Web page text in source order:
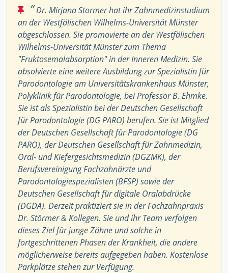
“Dr. Mirjana Stormer hat ihr Zahnmedizinstudium
an der Westfälischen Wilhelms-Universität Münster
abgeschlossen. Sie promovierte an der Westfälischen
Wilhelms-Universität Münster zum Thema
"Fruktosemalabsorption" in der Inneren Medizin. Sie
absolvierte eine weitere Ausbildung zur Spezialistin für
Parodontologie am Universitätskrankenhaus Münster,
Polyklinik für Parodontologie, bei Professor B. Ehmke.
Sie ist als Spezialistin bei der Deutschen Gesellschaft
für Parodontologie (DG PARO) berufen. Sie ist Mitglied
der Deutschen Gesellschaft für Parodontologie (DG
PARO), der Deutschen Gesellschaft für Zahnmedizin,
Oral- und Kiefergesichtsmedizin (DGZMK), der
Berufsvereinigung Fachzahnärzte und
Parodontologiespezialisten (BFSP) sowie der
Deutschen Gesellschaft für digitale Oralabdrücke
(DGDA). Derzeit praktiziert sie in der Fachzahnpraxis
Dr. Störmer & Kollegen. Sie und ihr Team verfolgen
dieses Ziel für junge Zähne und solche in
fortgeschrittenen Phasen der Krankheit, die andere
möglicherweise bereits aufgegeben haben. Kostenlose
Parkplätze stehen zur Verfügung.